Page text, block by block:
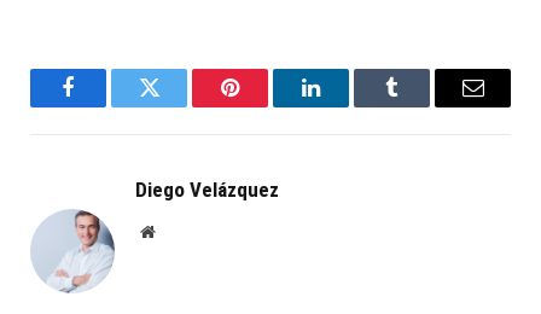
FacebookTwitter Pinterest LinkedInTumblr Email
Diego Velázquez
Website